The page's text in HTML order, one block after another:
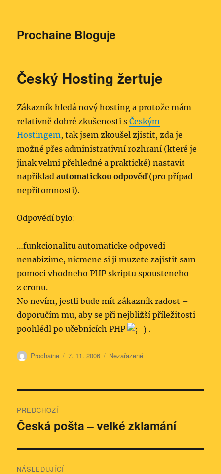
Prochaine Bloguje
Český Hosting žertuje
Zákazník hledá nový hosting a protože mám
relativně dobré zkušenosti sČeským
Hostingem, tak jsem zkoušel zjistit, zda je
možné přes administrativní rozhraní (které je
jinak velmi přehledné a praktické) nastavit
napříkladautomatickou odpověď(pro případ
nepřítomnosti).
Odpovědí bylo:
…funkcionalitu automaticke odpovedi
nenabizime, nicmene si ji muzete zajistit sam
pomoci vhodneho PHP skriptu spousteneho
z cronu.
No nevím, jestli bude mít zákazník radost –
doporučím mu, aby se při nejbližší příležitosti
poohlédl po učebnicích PHP
.
Autor:
Prochaine Publikováno:
7. 11. 2006 Rubriky:
Nezařazené
pro
PŘEDCHOZÍ
Předchozí
Česká pošta – velké zklamání
NÁSLEDUJÍCÍ